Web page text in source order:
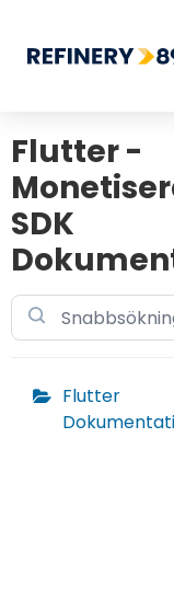
Flutter -
SDK
Flutter